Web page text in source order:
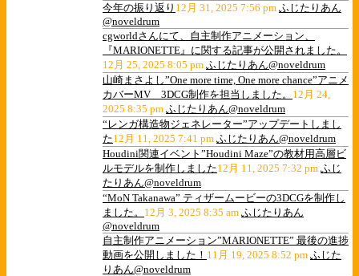
今年の振り返り 12月 31, 2025 7:56 pm ふじたりあん
@noveldrum
cgworldさんにて、自主制作アニメーション、
『MARIONETTE』に関する記事が公開されました。
12月 25, 2025 8:05 pm ふじたりあん@noveldrum
山崎まさよし”One more time, One more chance”アニメ
カバーMV 3DCG制作を担当しました。 12月 24,
2025 8:35 pm ふじたりあん@noveldrum
“レンガ構造物ジェネレーター”アップデートしまし
た12月 11, 2025 7:41 pm ふじたりあん@noveldrum
Houdini関連イベント”Houdini Maze”の教材用高層ビ
ルモデルを制作しました12月 11, 2025 7:32 pm ふじ
たりあん@noveldrum
“MoN Takanawa” ティザームービーの3DCGを制作し
ました。 12月 3, 2025 8:35 am ふじたりあん
@noveldrum
自主制作アニメーション”MARIONETTE” 最後の進捗
動画を公開しました！ 11月 19, 2025 8:52 pm ふじた
りあん@noveldrum